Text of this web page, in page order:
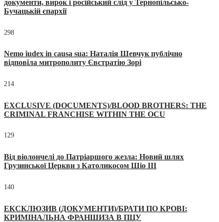
документи, вирок і російський слід у Тернопільсько-
Бучацькій єпархії
298
Nemo iudex in causa sua: Наталія Шевчук публічно
відповіла митрополиту Євстратію Зорі
214
EXCLUSIVE (DOCUMENTS)/BLOOD BROTHERS: THE
CRIMINAL FRANCHISE WITHIN THE OCU
129
Від віолончелі до Патріаршого жезла: Новий шлях
Грузинської Церкви з Католикосом Шіо III
140
ЕКСКЛЮЗИВ (ДОКУМЕНТИ)/БРАТИ ПО КРОВІ:
КРИМІНАЛЬНА ФРАНШИЗА В ПЦУ